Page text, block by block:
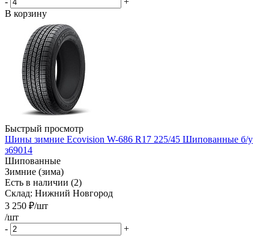
В корзину
Быстрый просмотр
Шины зимние Ecovision W-686 R17 225/45 Шипованные б/у
з69014
Шипованные
Зимние (зима)
Есть в наличии (2)
Склад: Нижний Новгород
3 250 ₽/шт
/шт
-
+